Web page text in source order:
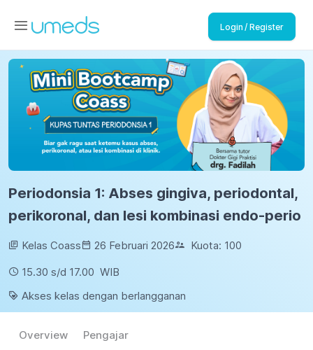
Login / Register
Periodonsia 1: Abses gingiva, periodontal,
perikoronal, dan lesi kombinasi endo-perio
Kelas Coass 26 Februari 2026 Kuota: 100
15.30 s/d 17.00 WIB
Akses kelas dengan berlangganan
Overview Pengajar